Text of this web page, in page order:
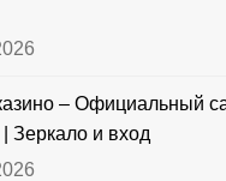
– Официальный
Зеркало и вход